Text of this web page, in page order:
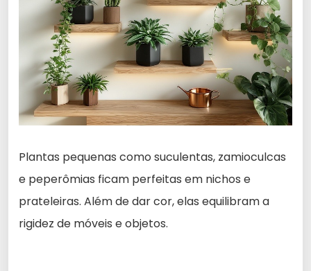
Plantas pequenas como suculentas, zamioculcas
e peperômias ficam perfeitas em nichos e
prateleiras. Além de dar cor, elas equilibram a
rigidez de móveis e objetos.